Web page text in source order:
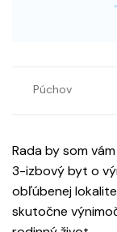
Púchov
Rada by som
3-izbový byt o
obľúbenej
skutočne